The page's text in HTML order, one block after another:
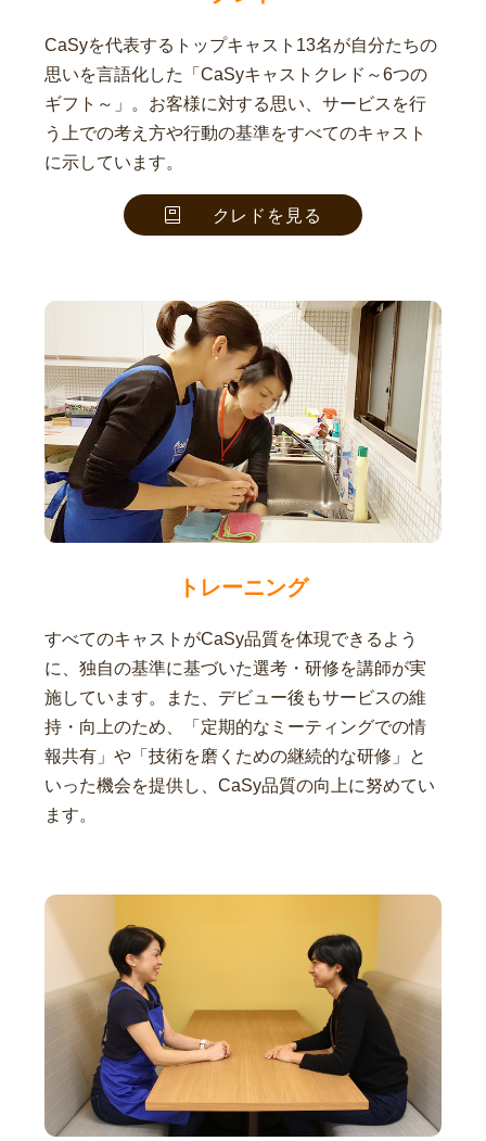
CaSyを代表するトップキャスト13名が自分たちの
思いを言語化した「CaSyキャストクレド～6つの
ギフト～」。お客様に対する思い、サービスを行
う上での考え方や行動の基準をすべてのキャスト
に示しています。
クレドを見る
トレーニング
すべてのキャストがCaSy品質を体現できるよう
に、独自の基準に基づいた選考・研修を講師が実
施しています。また、デビュー後もサービスの維
持・向上のため、「定期的なミーティングでの情
報共有」や「技術を磨くための継続的な研修」と
いった機会を提供し、CaSy品質の向上に努めてい
ます。